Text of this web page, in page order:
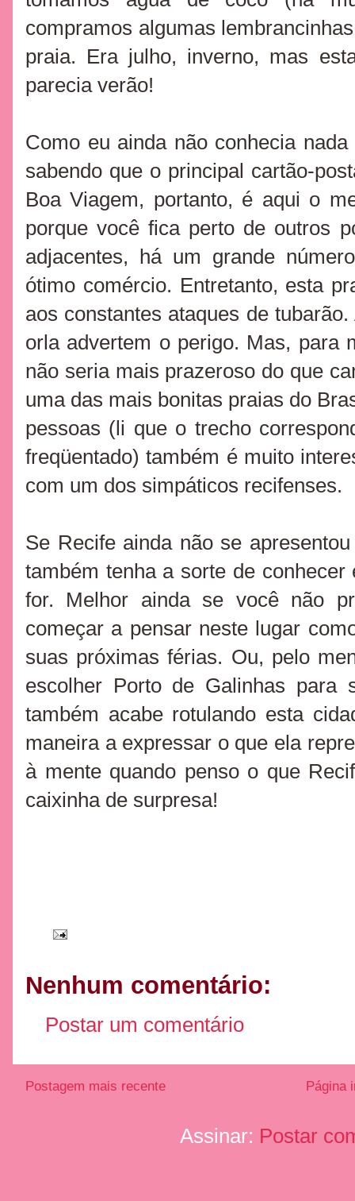
compramos algumas
praia. Era julho, inverno, mas
parecia verão!
Como eu ainda não conhecia
sabendo que o principal cartão-
Boa Viagem, portanto, é aqui o
porque você fica perto de outros
adjacentes, há um grande
ótimo comércio. Entretanto, esta
aos constantes ataques de
orla advertem o perigo. Mas, para
não seria mais prazeroso do que
uma das mais bonitas praias do
pessoas (li que o trecho
freqüentado) também é muito
com um dos simpáticos recifenses.
Se Recife ainda não se
também tenha a sorte de
for. Melhor ainda se você não
começar a pensar neste lugar
suas próximas férias. Ou, pelo
escolher Porto de Galinhas para
também acabe rotulando esta
maneira a expressar o que ela
à mente quando penso o que
caixinha de surpresa!
Nenhum comentário:
Postar um comentário
Postagem mais recente Página
Assinar: Postar